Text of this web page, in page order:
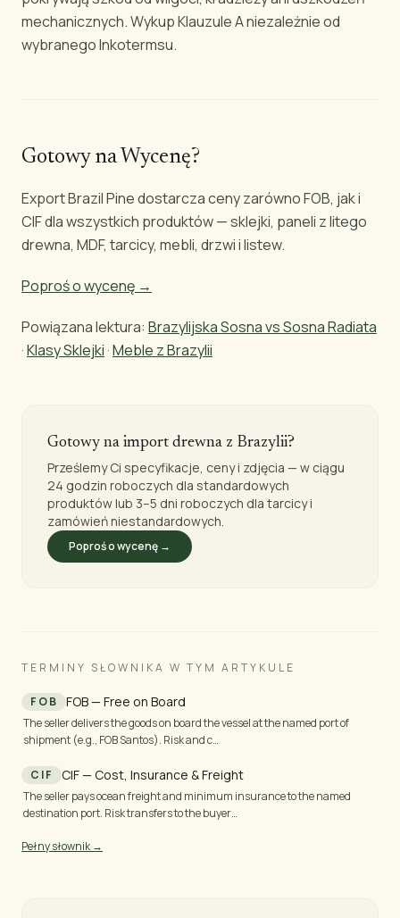
mechanicznych. Wykup Klauzule A niezależnie od
wybranego Inkotermsu.
Gotowy na Wycenę?
Export Brazil Pine dostarcza ceny zarówno FOB, jak i
CIF dla wszystkich produktów — sklejki, paneli z litego
drewna, MDF, tarcicy, mebli, drzwi i listew.
Poproś o wycenę →
Powiązana lektura: Brazylijska Sosna vs Sosna Radiata
·Klasy Sklejki ·Meble z Brazylii
Gotowy na import drewna z Brazylii?
Prześlemy Ci specyfikacje, ceny i zdjęcia — w ciągu
24 godzin roboczych dla standardowych
produktów lub 3–5 dni roboczych dla tarcicy i
zamówień niestandardowych.
Poproś o wycenę →
TERMINY SŁOWNIKA W TYM ARTYKULE
FOB FOB — Free on Board
The seller delivers the goods on board the vessel at the named port of
shipment (e.g., FOB Santos). Risk and c…
CIF CIF — Cost, Insurance & Freight
The seller pays ocean freight and minimum insurance to the named
destination port. Risk transfers to the buyer…
Pełny słownik →